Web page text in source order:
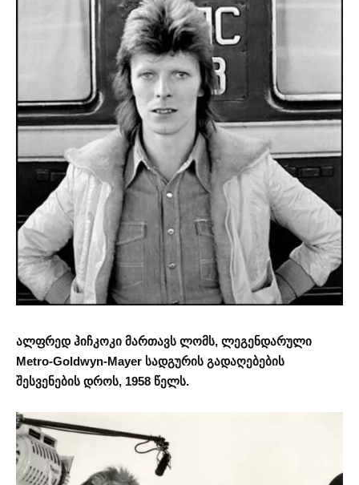
ალფრედ ჰიჩკოკი მართავს ლომს, ლეგენდარული
Metro-Goldwyn-Mayer სადგურის გადაღებების
შესვენების დროს, 1958 წელს.